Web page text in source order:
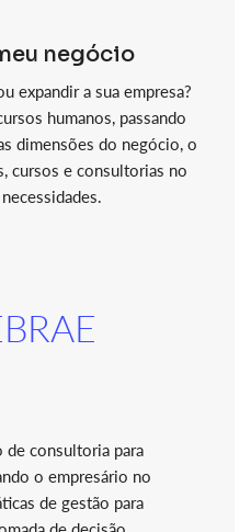
negócio
expandir a sua empresa?
humanos, passando
dimensões do negócio, o
cursos e consultorias no
de consultoria para
o empresário no
de gestão para